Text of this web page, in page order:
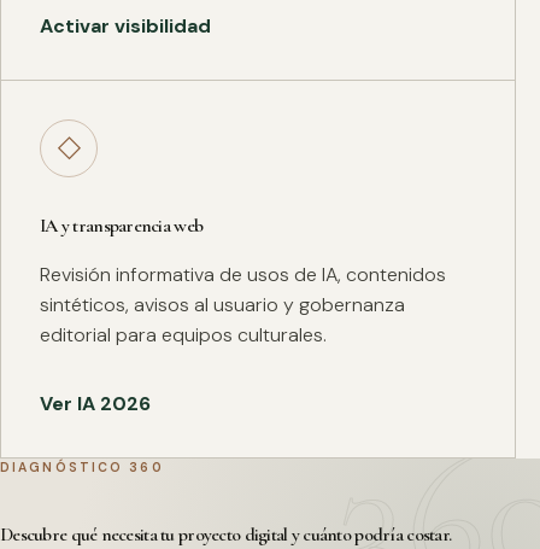
Activar visibilidad
◇
IA y transparencia web
Revisión informativa de usos de IA, contenidos
sintéticos, avisos al usuario y gobernanza
editorial para equipos culturales.
Ver IA 2026
DIAGNÓSTICO 360
Descubre qué necesita tu proyecto digital y cuánto podría costar.